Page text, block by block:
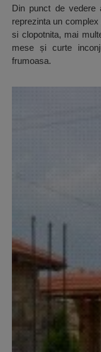
Din punct de vedere
reprezinta un
si clopotnita, mai
mese și curte
frumoasa.